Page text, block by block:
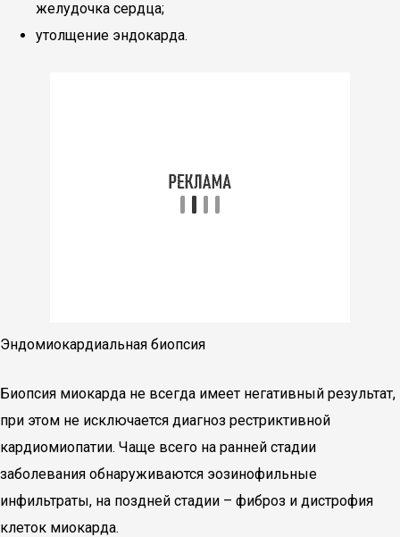
желудочка сердца;
утолщение эндокарда.
Эндомиокардиальная биопсия
Биопсия миокарда не всегда имеет негативный результат,
при этом не исключается диагноз рестриктивной
кардиомиопатии. Чаще всего на ранней стадии
заболевания обнаруживаются эозинофильные
инфильтраты, на поздней стадии – фиброз и дистрофия
клеток миокарда.